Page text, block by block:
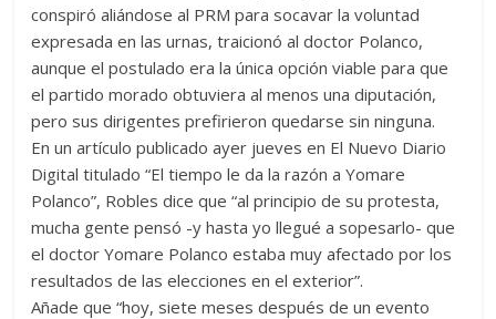
conspiró aliándose al PRM para socavar la voluntad
expresada en las urnas, traicionó al doctor Polanco,
aunque el postulado era la única opción viable para que
el partido morado obtuviera al menos una diputación,
pero sus dirigentes prefirieron quedarse sin ninguna.
En un artículo publicado ayer jueves en El Nuevo Diario
Digital titulado “El tiempo le da la razón a Yomare
Polanco”, Robles dice que “al principio de su protesta,
mucha gente pensó -y hasta yo llegué a sopesarlo- que
el doctor Yomare Polanco estaba muy afectado por los
resultados de las elecciones en el exterior”.
Añade que “hoy, siete meses después de un evento